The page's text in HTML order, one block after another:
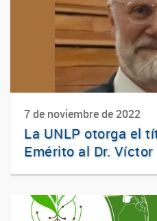
7 de noviembre de 2022
La UNLP otorga el
Emérito al Dr.